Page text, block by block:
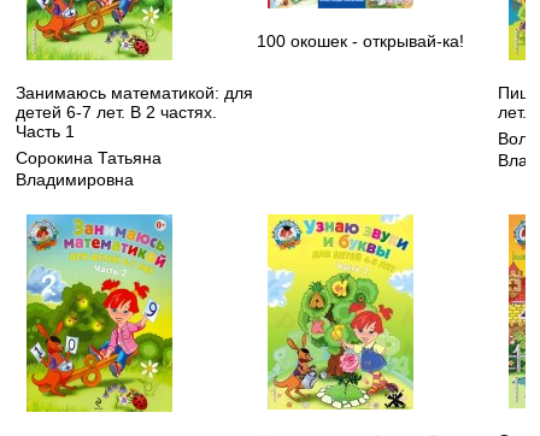
Занимаюсь математикой: для
детей 6-7 лет. В 2 частях.
Часть 1
Сорокина Татьяна
Владимировна
100 окошек - открывай-ка!
лет.